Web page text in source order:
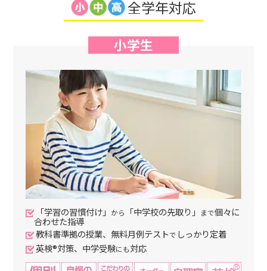
全学年対応
小学生
「学習の習慣付け」 から 「中学校の先取り」 まで個々に
合わせた指導
教科書準拠の授業、無料月例テストで しっかり定着
英検®対策、中学受験にも対応